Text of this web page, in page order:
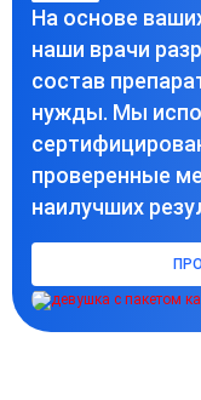
На основе
наши врачи
состав
нужды. Мы
проверенные
наилучших